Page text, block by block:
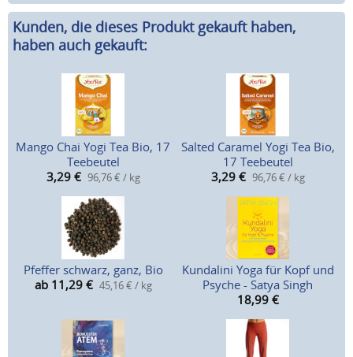
Kunden, die dieses Produkt gekauft haben,
haben auch gekauft:
Mango Chai Yogi Tea Bio, 17
Teebeutel
3,29 € 96,76 € / kg
Salted Caramel Yogi Tea Bio,
17 Teebeutel
3,29 € 96,76 € / kg
Pfeffer schwarz, ganz, Bio
ab 11,29 € 45,16 € / kg
Kundalini Yoga für Kopf und
Psyche - Satya Singh
18,99 €